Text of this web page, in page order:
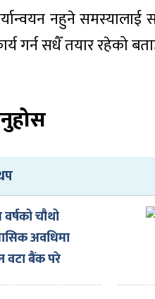
नहुने
गर्न सधैँ तयार रहेको
चौथो
अवधिमा
वटा बैंक परे